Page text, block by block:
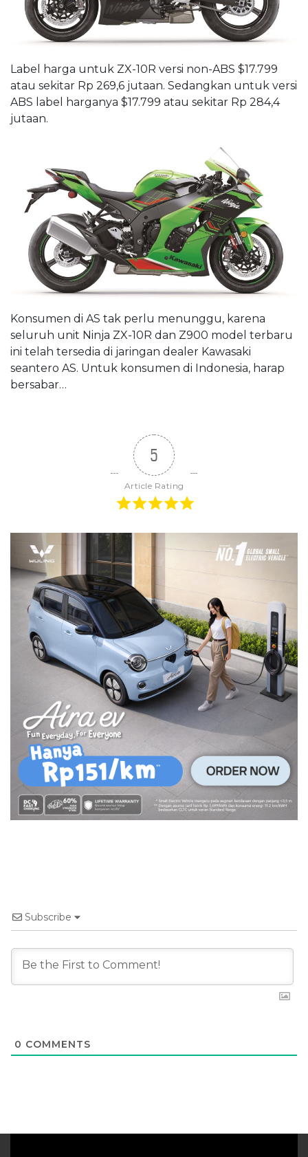
Label harga untuk ZX-10R versi non-ABS $17.799
atau sekitar Rp 269,6 jutaan. Sedangkan untuk versi
ABS label harganya $17.799 atau sekitar Rp 284,4
jutaan.
Konsumen di AS tak perlu menunggu, karena
seluruh unit Ninja ZX-10R dan Z900 model terbaru
ini telah tersedia di jaringan dealer Kawasaki
seantero AS. Untuk konsumen di Indonesia, harap
bersabar…
5
Article Rating
Subscribe
0 COMMENTS